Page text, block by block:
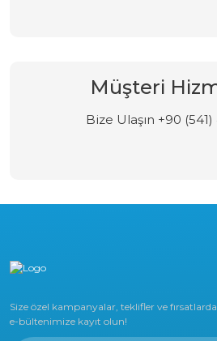
Müşteri
Bize Ulaşın +90
Size özel kampanyalar, teklifler ve
e-bültenimize kayıt olun!